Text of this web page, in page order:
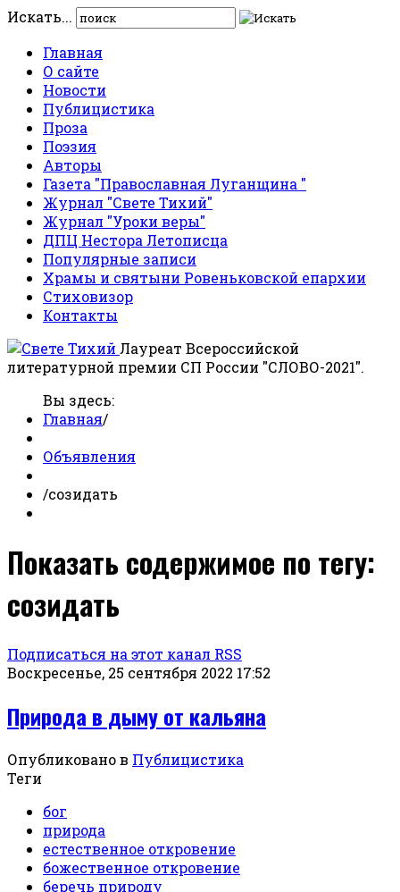
Искать...
Главная
О сайте
Новости
Публицистика
Проза
Поэзия
Авторы
Газета "Православная Луганщина "
Журнал "Свете Тихий"
Журнал "Уроки веры"
ДПЦ Нестора Летописца
Популярные записи
Храмы и святыни Ровеньковской епархии
Стиховизор
Контакты
Лауреат Всероссийской
литературной премии СП России "СЛОВО-2021".
Вы здесь:
Главная/
Объявления
/созидать
Показать содержимое по тегу:
созидать
Подписаться на этот канал RSS
Воскресенье, 25 сентября 2022 17:52
Природа в дыму от кальяна
Опубликовано в Публицистика
Теги
бог
природа
естественное откровение
божественное откровение
беречь природу